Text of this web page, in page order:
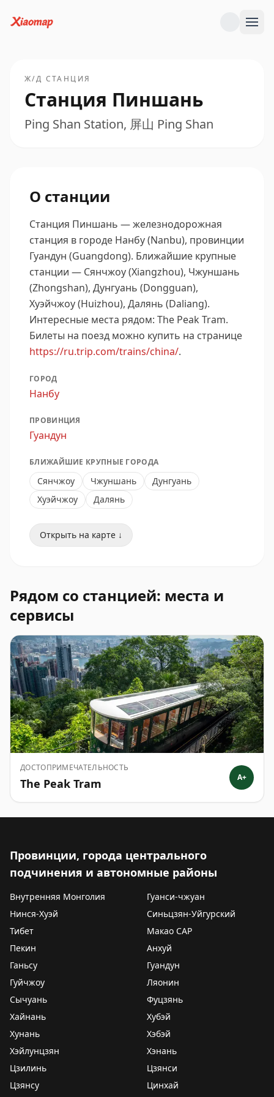
Ж/Д СТАНЦИЯ
Станция Пиншань
Ping Shan Station, 屏山 Ping Shan
О станции
Станция Пиншань — железнодорожная
станция в городе Нанбу (Nanbu), провинции
Гуандун (Guangdong). Ближайшие крупные
станции — Сянчжоу (Xiangzhou), Чжуншань
(Zhongshan), Дунгуань (Dongguan),
Хуэйчжоу (Huizhou), Далянь (Daliang).
Интересные места рядом: The Peak Tram.
Билеты на поезд можно купить на странице
https://ru.trip.com/trains/china/.
ГОРОД
Нанбу
ПРОВИНЦИЯ
Гуандун
БЛИЖАЙШИЕ КРУПНЫЕ ГОРОДА
Сянчжоу Чжуншань
Дунгуань
Хуэйчжоу
Далянь
Открыть на карте ↓
Рядом со станцией: места и
сервисы
ДОСТОПРИМЕЧАТЕЛЬНОСТЬ
The Peak Tram A+
Провинции, города центрального
подчинения и автономные районы
Внутренняя Монголия
Гуанси-чжуан
Нинся-Хуэй
Синьцзян-Уйгурский
Тибет
Макао САР
Пекин
Анхуй
Ганьсу
Гуандун
Гуйчжоу
Ляонин
Сычуань
Фуцзянь
Хайнань
Хубэй
Хунань
Хэбэй
Хэйлунцзян
Хэнань
Цзилинь
Цзянси
Цзянсу
Цинхай